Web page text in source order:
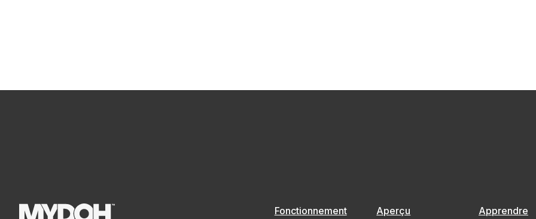
Fonctionnement Aperçu Apprendre